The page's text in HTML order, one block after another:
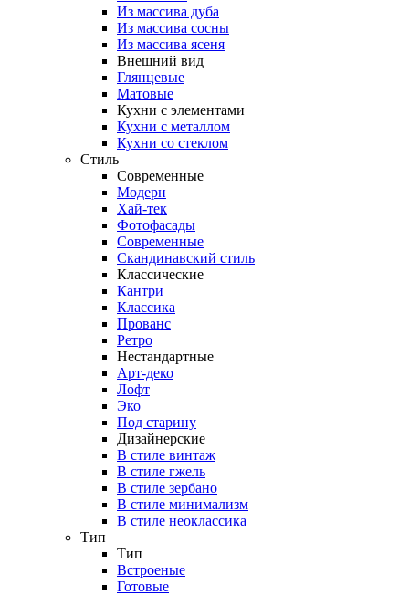
Из массива дуба
Из массива сосны
Из массива ясеня
Внешний вид
Глянцевые
Матовые
Кухни с элементами
Кухни с металлом
Кухни со стеклом
Стиль
Современные
Модерн
Хай-тек
Фотофасады
Современные
Скандинавский стиль
Классические
Кантри
Классика
Прованс
Ретро
Нестандартные
Арт-деко
Лофт
Эко
Под старину
Дизайнерские
В стиле винтаж
В стиле гжель
В стиле зербано
В стиле минимализм
В стиле неоклассика
Тип
Тип
Встроеные
Готовые